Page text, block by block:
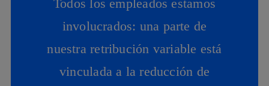
Todos los empleados estamos
involucrados: una parte de
nuestra retribución variable está
vinculada a la reducción de